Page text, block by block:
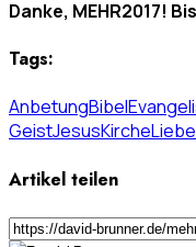
Danke, MEHR2017!
Tags:
AnbetungBibel
GeistJesusKircheLiebe
Artikel teilen